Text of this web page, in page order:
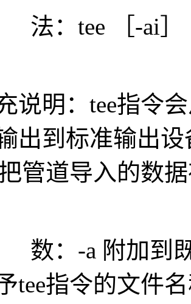
tee ［-ai］［
明：tee指令会
出到标准输出
管道导入的数
-a 附加到既
tee指令的文件